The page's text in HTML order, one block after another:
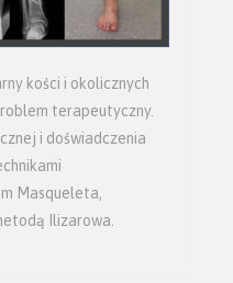
kości i okolicznych
terapeutyczny.
i doświadczenia
Masqueleta,
Ilizarowa.